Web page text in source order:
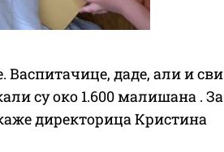
Васпитачице, даде, али и сви
су око 1.600 малишана . За
каже директорица Кристина